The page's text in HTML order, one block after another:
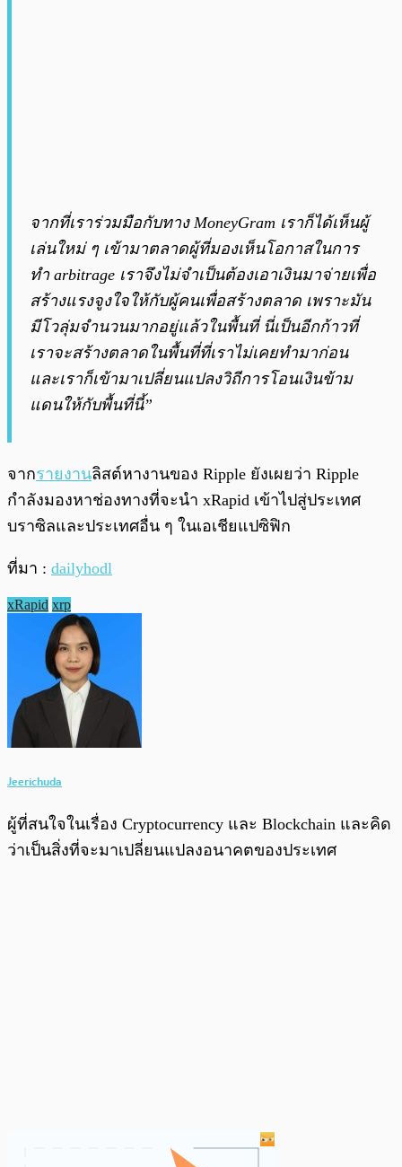
จากที่เราร่วมมือกับทาง MoneyGram เราก็ได้เห็นผู้
เล่นใหม่ ๆ เข้ามาตลาดผู้ที่มองเห็นโอกาสในการ
ทำ arbitrage เราจึงไม่จำเป็นต้องเอาเงินมาจ่ายเพื่อ
สร้างแรงจูงใจให้กับผู้คนเพื่อสร้างตลาด เพราะมัน
มีโวลุ่มจำนวนมากอยู่แล้วในพื้นที่ นี่เป็นอีกก้าวที่
เราจะสร้างตลาดในพื้นที่ที่เราไม่เคยทำมาก่อน
และเราก็เข้ามาเปลี่ยนแปลงวิถีการโอนเงินข้าม
แดนให้กับพื้นที่นี้”
จากรายงานลิสต์หางานของ Ripple ยังเผยว่า Ripple
กำลังมองหาช่องทางที่จะนำ xRapid เข้าไปสู่ประเทศ
บราซิลและประเทศอื่น ๆ ในเอเชียแปซิฟิก
ที่มา : dailyhodl
xRapid xrp
Jeerichuda
ผู้ที่สนใจในเรื่อง Cryptocurrency และ Blockchain และคิด
ว่าเป็นสิ่งที่จะมาเปลี่ยนแปลงอนาคตของประเทศ